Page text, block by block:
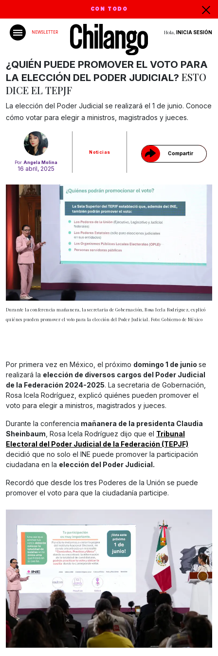
CON TODO
NEWSLETTER Hola, INICIA SESIÓN
Por Angela Molina
16 abril, 2025
Noticias Compartir
Gracias!
¿QUIÉN PUEDE PROMOVER EL VOTO PARA
LA ELECCIÓN DEL PODER JUDICIAL? ESTO
DICE EL TEPJF
La elección del Poder Judicial se realizará el 1 de junio. Conoce
cómo votar para elegir a ministros, magistrados y jueces.
Durante la conferencia mañanera, la secretaria de Gobernación, Rosa Icela Rodríguez, explicó
quiénes pueden promover el voto para la elección del Poder Judicial. Foto: Gobierno de México
Por primera vez en México, el próximo domingo 1 de junio se
realizará la elección de diversos cargos del Poder Judicial
de la Federación 2024-2025. La secretaria de Gobernación,
Rosa Icela Rodríguez, explicó quiénes pueden promover el
voto para elegir a ministros, magistrados y jueces.
Durante la conferencia mañanera de la presidenta Claudia
Sheinbaum, Rosa Icela Rodríguez dijo que el Tribunal
Electoral del Poder Judicial de la Federación (TEPJF)
decidió que no solo el INE puede promover la participación
ciudadana en la elección del Poder Judicial.
Recordó que desde los tres Poderes de la Unión se puede
promover el voto para que la ciudadanía participe.